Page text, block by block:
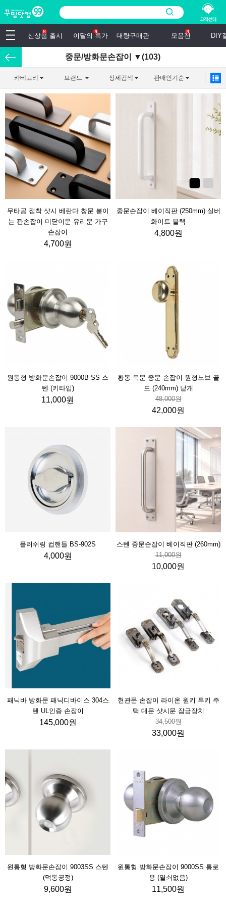
신상품 출시 이달의 특가 대량구매관 모음전 DIY
중문/방화문손잡이 ▼(103)
카테고리 브랜드 상세검색 판매인기순
무타공 접착 샷시 베란다 창문 붙이
는 판손잡이 미닫이문 유리문 가구
손잡이
4,700원
중문손잡이 베이직판 (250mm) 실버
화이트 블랙
4,800원
원통형 방화문손잡이 9000B SS 스
텐 (키타입)
11,000원
황동 목문 중문 손잡이 원형노브 골
드 (240mm) 낱개
48,000원
42,000원
플러쉬링 컵핸들 BS-902S
4,000원
스텐 중문손잡이 베이직판 (260mm)
11,000원
10,000원
패닉바 방화문 패닉디바이스 304스
텐 UL인증 손잡이
145,000원
현관문 손잡이 라이온 원키 투키 주
택 대문 샷시문 잠금장치
34,500원
33,000원
원통형 방화문손잡이 9003SS 스텐
(먹통공정)
9,600원
원통형 방화문손잡이 9000SS 통로
용 (열쇠없음)
11,500원